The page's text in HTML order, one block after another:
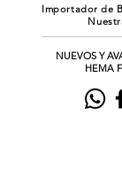
Importador de
NUEVOS Y
HEMA